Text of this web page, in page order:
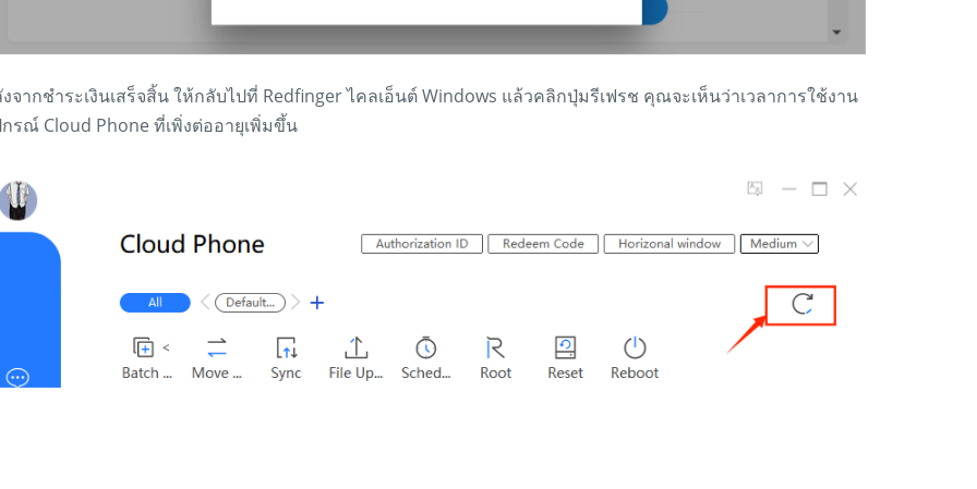
จากชำระเงินเสร็จสิ้น ให้กลับไปที่ Redfinger ไคลเอ็นต์ Windows แล้วคลิกปุ่มรีเฟรช คุณจะเห็นว่าเวลาการใช้งาน
รณ์ Cloud Phone ที่เพิ่งต่ออายุเพิ่มขึ้น